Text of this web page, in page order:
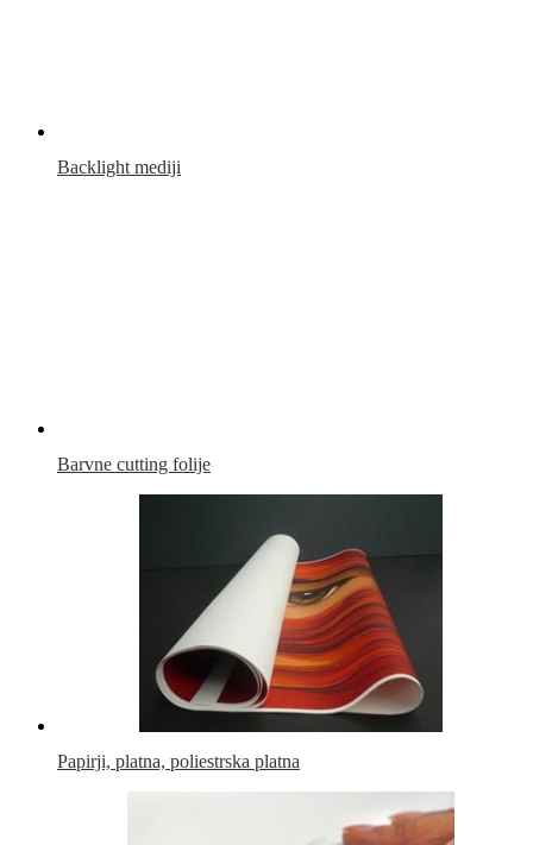
Backlight mediji
Barvne cutting folije
Papirji, platna, poliestrska platna